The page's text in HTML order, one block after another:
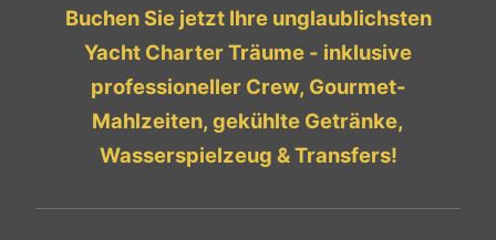
Buchen Sie jetzt Ihre unglaublichsten
Yacht Charter Träume - inklusive
professioneller Crew, Gourmet-
Mahlzeiten, gekühlte Getränke,
Wasserspielzeug & Transfers!